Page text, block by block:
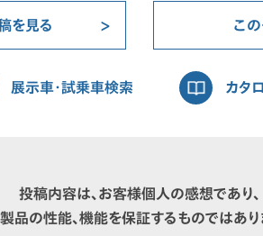
を見る こ
展示車・試乗車検索 カタ
投稿内容は、お客様個人の感想であり、
品の性能、機能を保証するものではあり